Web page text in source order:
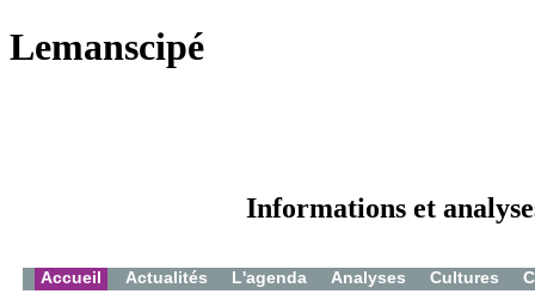
Lemanscipé
Informations et
Accueil Actualités L'agenda Analyses Cultures